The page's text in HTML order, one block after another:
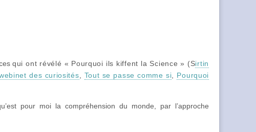
qui ont révélé « Pourquoi ils kiffent la Science » (Sirtin
des curiosités, Tout se passe comme si, Pourquoi
pour moi la compréhension du monde, par l’approche